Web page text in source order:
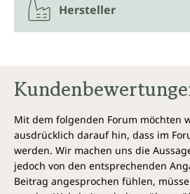
Hersteller
Mit dem folgenden Forum möchten
ausdrücklich darauf hin, dass im
werden. Wir machen uns die
jedoch von den entsprechenden
Beitrag angesprochen fühlen,